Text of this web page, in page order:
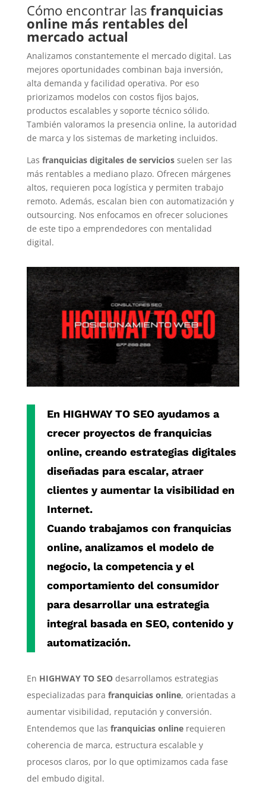
Cómo encontrar las franquicias
online más rentables del
mercado actual
Analizamos constantemente el mercado digital. Las
mejores oportunidades combinan baja inversión,
alta demanda y facilidad operativa. Por eso
priorizamos modelos con costos fijos bajos,
productos escalables y soporte técnico sólido.
También valoramos la presencia online, la autoridad
de marca y los sistemas de marketing incluidos.
Las franquicias digitales de serviciossuelen ser las
más rentables a mediano plazo. Ofrecen márgenes
altos, requieren poca logística y permiten trabajo
remoto. Además, escalan bien con automatización y
outsourcing. Nos enfocamos en ofrecer soluciones
de este tipo a emprendedores con mentalidad
digital.
En HIGHWAY TO SEOayudamos a
crecer proyectos de franquicias
online, creando estrategias digitales
diseñadas para escalar, atraer
clientes y aumentar la visibilidad en
Internet.
Cuando trabajamos con franquicias
online, analizamos el modelo de
negocio, la competencia y el
comportamiento del consumidor
para desarrollar una estrategia
integral basada en SEO, contenido y
automatización.
En HIGHWAY TO SEOdesarrollamos estrategias
especializadas para franquicias online, orientadas a
aumentar visibilidad, reputación y conversión.
Entendemos que las franquicias onlinerequieren
coherencia de marca, estructura escalable y
procesos claros, por lo que optimizamos cada fase
del embudo digital.